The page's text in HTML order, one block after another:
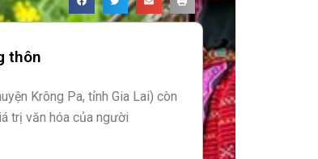
thôn
Krông Pa, tỉnh Gia Lai) còn
trị văn hóa của người